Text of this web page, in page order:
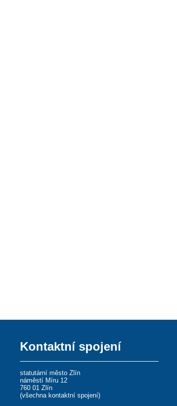
Kontaktní spojení
statutární město Zlín
náměstí Míru 12
760 01 Zlín
(všechna kontaktní spojení)